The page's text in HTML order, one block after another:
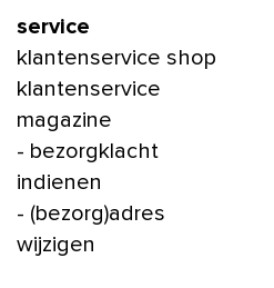
service
klantenservice shop
klantenservice
magazine
- bezorgklacht
indienen
- (bezorg)adres
wijzigen